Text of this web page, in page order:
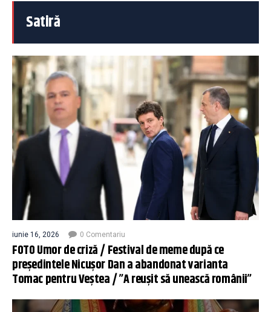
Satiră
iunie 16, 2026 0 Comentariu
FOTO Umor de criză / Festival de meme după ce
președintele Nicușor Dan a abandonat varianta
Tomac pentru Veștea / ”A reușit să unească românii”